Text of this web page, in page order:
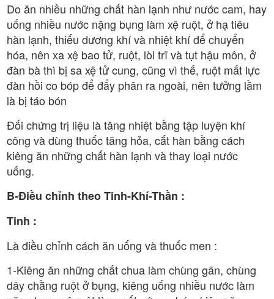
Do ăn nhiều những chất hàn lạnh như nước cam, hay
uống nhiều nước nặng bụng làm xệ ruột, ở hạ tiêu
hàn lạnh, thiếu dương khí và nhiệt khí để chuyển
hóa, nên xa xệ bao tử, ruột, lòi trĩ và tụt hậu môn, ở
đàn bà thì bị sa xệ tử cung, cũng vì thế, ruột mất lực
đàn hồi co bóp để đẩy phân ra ngoài, nên tưởng lầm
là bị táo bón
Đối chứng trị liệu là tăng nhiệt bằng tập luyện khí
công và dùng thuốc tăng hỏa, cắt hàn bằng cách
kiêng ăn những chất hàn lạnh và thay loại nước
uống.
B-Điều chỉnh theo Tinh-Khí-Thần :
Tinh :
Là điều chỉnh cách ăn uống và thuốc men :
1-Kiêng ăn những chất chua làm chùng gân, chùng
dây chằng ruột ở bụng, kiêng uống nhiều nước làm